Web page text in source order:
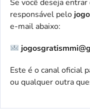
Se você deseja
responsável pelo
e-mail abaixo:
Este é o canal oficial
ou qualquer outra